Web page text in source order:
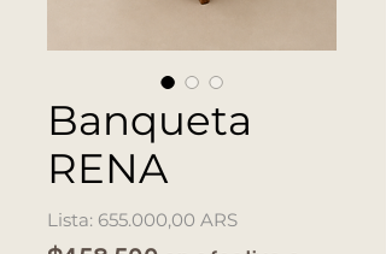
Banqueta
RENA
655.000,00 ARSPrecio